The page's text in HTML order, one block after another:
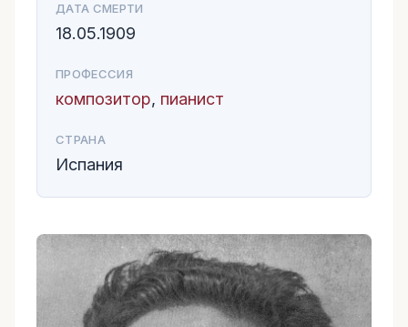
ДАТА СМЕРТИ
18.05.1909
ПРОФЕССИЯ
композитор, пианист
СТРАНА
Испания